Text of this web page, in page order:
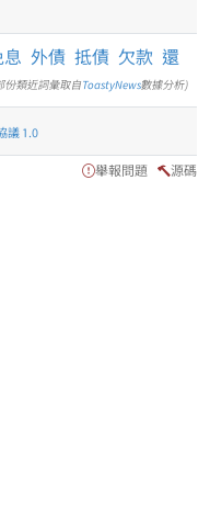
外債 抵債 欠款 還
份類近詞彙取自ToastyNews數據分析)
議 1.0
舉報問題 源碼